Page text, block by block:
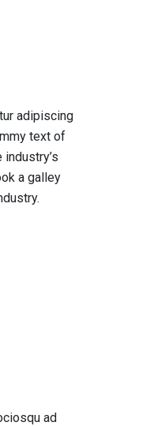
adipiscing
text of
a galley
ad